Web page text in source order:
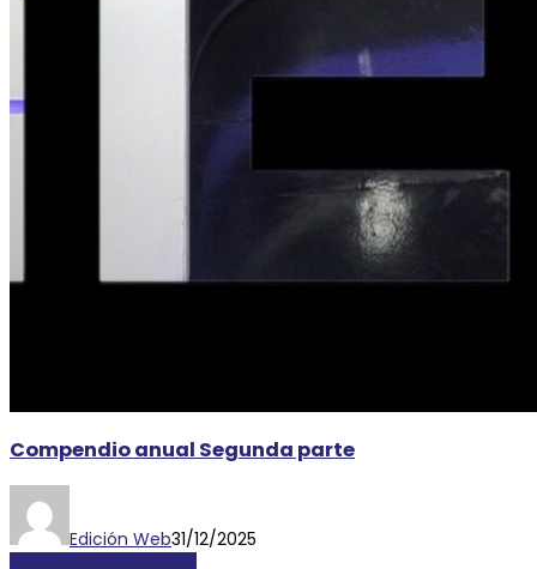
Compendio anual Segunda parte
Edición Web31/12/2025